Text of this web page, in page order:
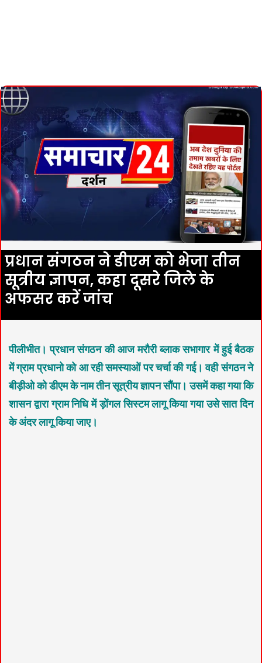
प्रधान संगठन ने डीएम को भेजा तीन
सूत्रीय ज्ञापन, कहा दूसरे जिले के
अफसर करें जांच
पीलीभीत। प्रधान संगठन की आज मरौरी ब्लाक सभागार में हुई बैठक
में ग्राम प्रधानो को आ रही समस्याओं पर चर्चा की गई। वही संगठन ने
बीड़ीओ को डीएम के नाम तीन सूत्रीय ज्ञापन सौंपा। उसमें कहा गया कि
शासन द्वारा ग्राम निधि में ड़ोंगल सिस्टम लागू किया गया उसे सात दिन
के अंदर लागू किया जाए।